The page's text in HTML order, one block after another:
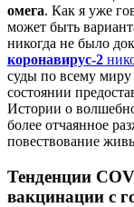
омега. Как я уже
может быть
никогда не было
коронавирус-2
суды по всему миру
состоянии
Истории о
более отчаянное
повествование
Тенденции
вакцинации с